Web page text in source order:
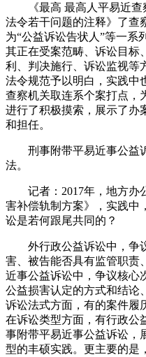
《最高 最高人平易近查
法令若干问题的注释》了查
为“公益诉讼告状人”等一系
其正在受案范畴、诉讼目标
利、判决施行、诉讼监视等
法令规范予以明白，实践中
查察机关取连系个案打点，
进行了积极摸索，展示了办
和担任。
刑事附带平易近事公益
法。
记者：2017年，地方办
害补偿轨制方案》，实践中
讼是若何跟尾共同的？
外行政公益诉讼中，争
害、被告能否具有监管职责
近事公益诉讼中，争议核心
公益损害认定的方式和结论
诉讼法式方面，有的案件履
在诉讼类型方面，有行政公
事附带平易近事公益诉讼，
型的丰硕实践。更主要的是